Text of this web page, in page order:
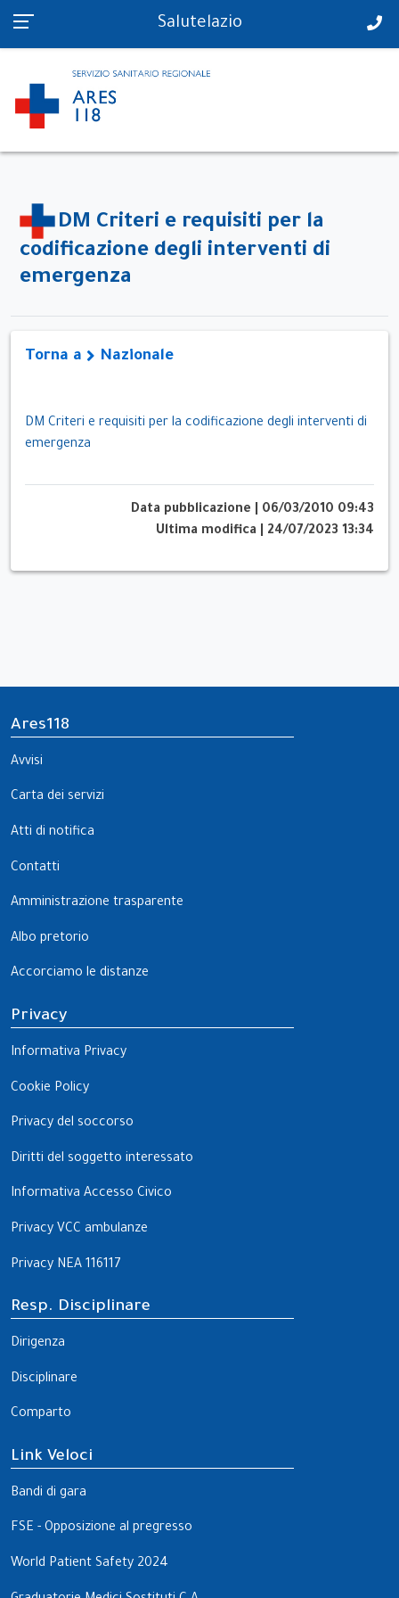
PS in tempo reale Salutelazio
DM Criteri e requisiti per la
codificazione degli interventi di
emergenza
Torna a Nazionale
DM Criteri e requisiti per la codificazione degli interventi di
emergenza
Data pubblicazione
06/03/2010 09:43
Ultima modifica
24/07/2023 13:34
Ares118
Avvisi
Carta dei servizi
Atti di notifica
Contatti
Amministrazione trasparente
Albo pretorio
Accorciamo le distanze
Privacy
Informativa Privacy
Cookie Policy
Privacy del soccorso
Diritti del soggetto interessato
Informativa Accesso Civico
Privacy VCC ambulanze
Privacy NEA 116117
Resp. Disciplinare
Dirigenza
Disciplinare
Comparto
Link Veloci
Bandi di gara
FSE - Opposizione al pregresso
World Patient Safety 2024